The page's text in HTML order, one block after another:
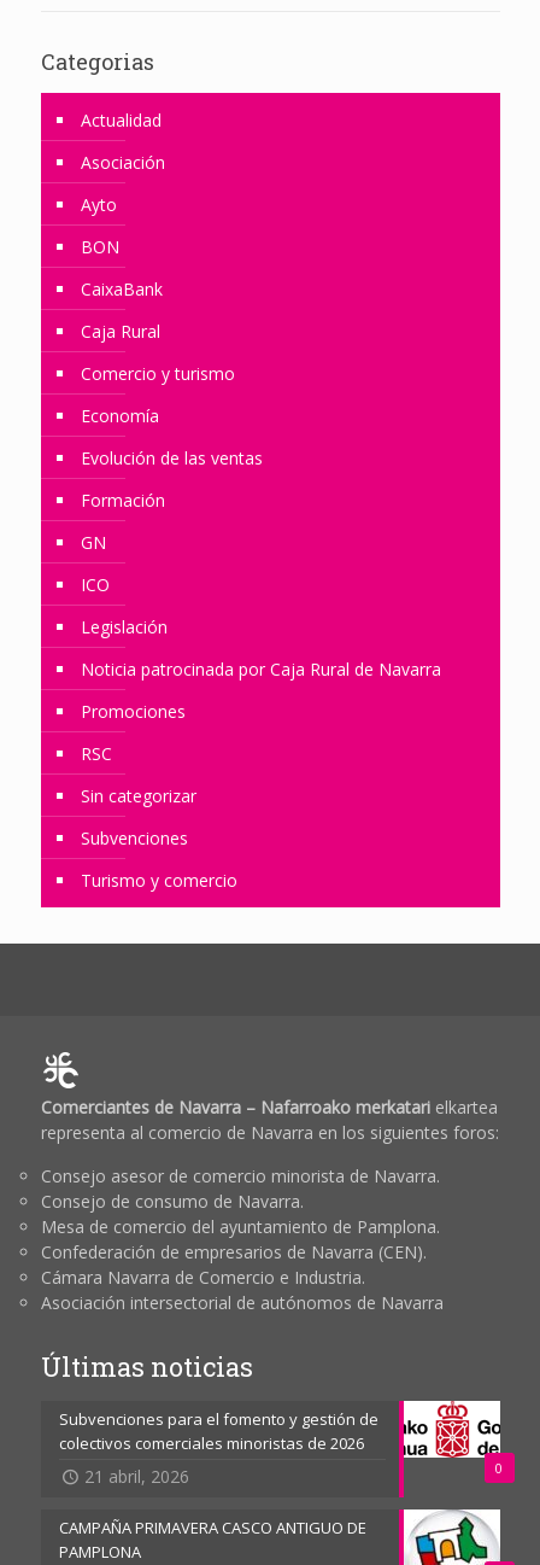
Categorias
Actualidad
Asociación
Ayto
BON
CaixaBank
Caja Rural
Comercio y turismo
Economía
Evolución de las ventas
Formación
GN
ICO
Legislación
Noticia patrocinada por Caja Rural de Navarra
Promociones
RSC
Sin categorizar
Subvenciones
Turismo y comercio
Comerciantes de Navarra – Nafarroako merkatarielkartea
representa al comercio de Navarra en los siguientes foros:
Consejo asesor de comercio minorista de Navarra.
Consejo de consumo de Navarra.
Mesa de comercio del ayuntamiento de Pamplona.
Confederación de empresarios de Navarra (CEN).
Cámara Navarra de Comercio e Industria.
Asociación intersectorial de autónomos de Navarra
Últimas noticias
0
Subvenciones para el fomento y gestión de
colectivos comerciales minoristas de 2026
21 abril, 2026
CAMPAÑA PRIMAVERA CASCO ANTIGUO DE
PAMPLONA